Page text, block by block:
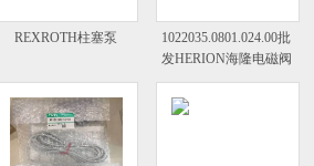
REXROTH柱塞泵
1022035.0801.024.00批
发HERION海隆电磁阀